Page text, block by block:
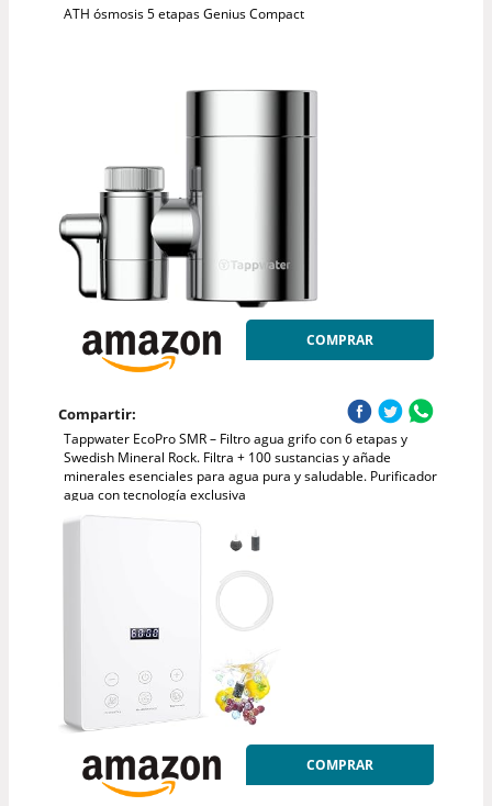
ATH ósmosis 5 etapas Genius Compact
COMPRAR
Compartir:
Tappwater EcoPro SMR – Filtro agua grifo con 6 etapas y
Swedish Mineral Rock. Filtra + 100 sustancias y añade
minerales esenciales para agua pura y saludable. Purificador
agua con tecnología exclusiva
COMPRAR